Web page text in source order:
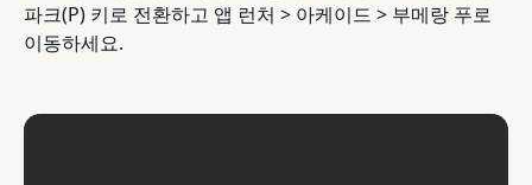
파크(P) 키로 전환하고 앱 런처 > 아케이드 > 부메랑 푸로
이동하세요.